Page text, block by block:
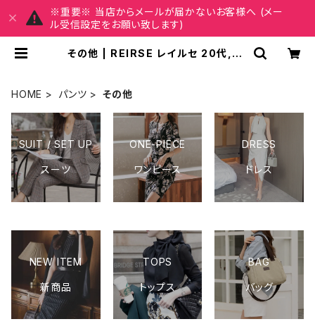
※重要※ 当店からメールが届かないお客様へ (メー
ル受信設定をお願い致します)
その他 | REIRSE レイルセ 20代,30
HOME パンツ その他
SUIT / SET UP
スーツ
ONE-PIECE
ワンピース
DRESS
ドレス
NEW ITEM
新商品
TOPS
トップス
BAG
バッグ